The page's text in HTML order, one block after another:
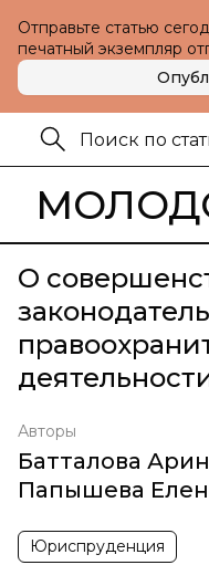
Отправьте статью
печатный экземпляр
О
Авторы
Батталова
Папышева
Юриспруденция